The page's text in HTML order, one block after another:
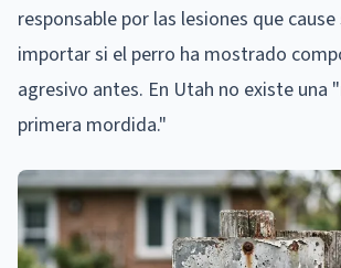
responsable por las lesiones que
importar si el perro ha mostrado
agresivo antes. En Utah no existe una
primera mordida."